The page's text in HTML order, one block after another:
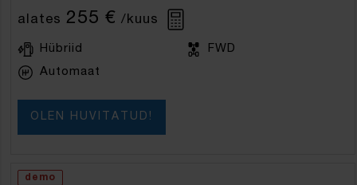
alates 255 € /kuus
Hübriid
FWD
Automaat
OLEN HUVITATUD!
demo